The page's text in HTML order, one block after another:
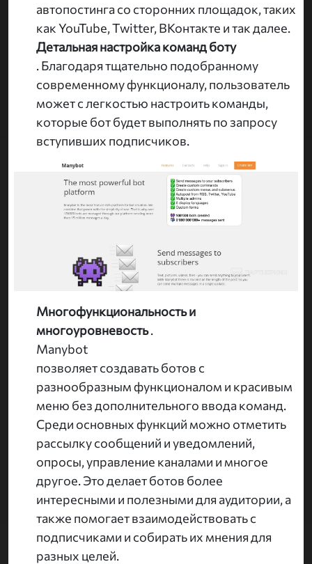
автопостинга со сторонних площадок, таких
как YouTube, Twitter, ВКонтакте и так далее.
Детальная настройка команд боту
. Благодаря тщательно подобранному
современному функционалу, пользователь
может с легкостью настроить команды,
которые бот будет выполнять по запросу
вступивших подписчиков.
Многофункциональность и
многоуровневость.
Manybot
позволяет создавать ботов с
разнообразным функционалом и красивым
меню без дополнительного ввода команд.
Среди основных функций можно отметить
рассылку сообщений и уведомлений,
опросы, управление каналами и многое
другое. Это делает ботов более
интересными и полезными для аудитории, а
также помогает взаимодействовать с
подписчиками и собирать их мнения для
разных целей.